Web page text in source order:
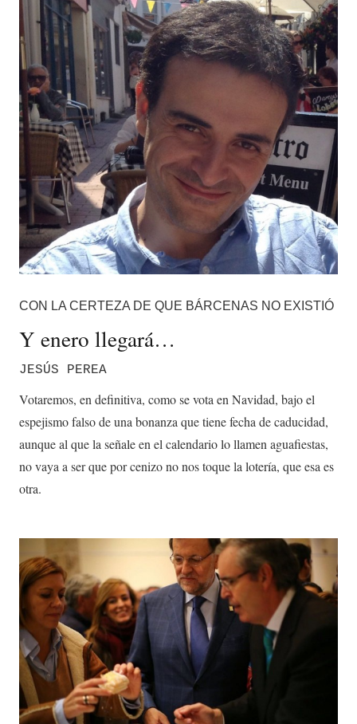
CON LA CERTEZA DE QUE BÁRCENAS NO EXISTIÓ
Y enero llegará…
JESÚS PEREA
Votaremos, en definitiva, como se vota en Navidad, bajo el
espejismo falso de una bonanza que tiene fecha de caducidad,
aunque al que la señale en el calendario lo llamen aguafiestas,
no vaya a ser que por cenizo no nos toque la lotería, que esa es
otra.